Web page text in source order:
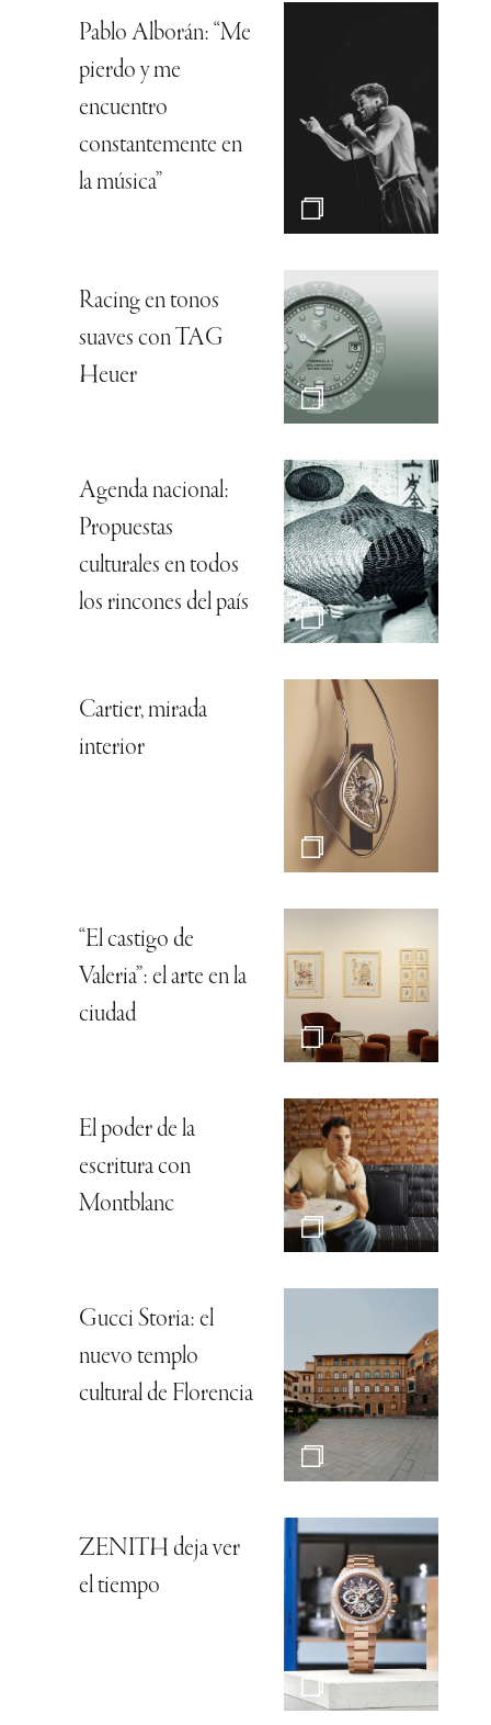
Pablo Alborán: “Me
pierdo y me
encuentro
constantemente en
la música”
Racing en tonos
suaves con TAG
Heuer
Agenda nacional:
Propuestas
culturales en todos
los rincones del país
Cartier, mirada
interior
“El castigo de
Valeria”: el arte en la
ciudad
El poder de la
escritura con
Montblanc
Gucci Storia: el
nuevo templo
cultural de Florencia
ZENITH deja ver
el tiempo